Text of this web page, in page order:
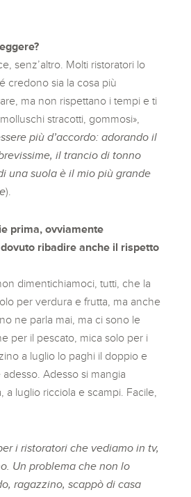
senz’altro. Molti ristoratori lo
credono sia la cosa più
ma non rispettano i tempi e ti
stracotti, gommosi»,
più d’accordo: adorando il
il trancio di tonno
una suola è il mio più grande
).
prima, ovviamente
ribadire anche il rispetto
dimentichiamoci, tutti, che la
per verdura e frutta, ma anche
ne parla mai, ma ci sono le
per il pescato, mica solo per i
a luglio lo paghi il doppio e
Adesso si mangia
a luglio ricciola e scampi. Facile,
i ristoratori che vediamo in tv,
Un problema che non lo
ragazzino, scappò di casa